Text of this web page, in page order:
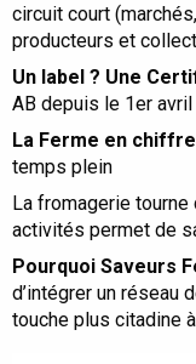
circuit court
producteurs et
Un label ? Une
AB depuis le 1er avril
La Ferme en chiffre
temps plein
La fromagerie
activités permet de
Pourquoi Saveurs
d’intégrer un réseau
touche plus citadine